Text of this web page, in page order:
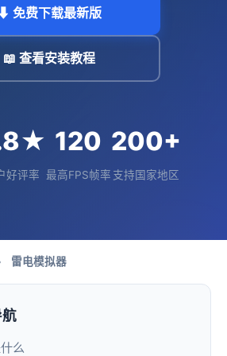
免费下载最新版
📖 查看安装教程
好评率
120
最高FPS帧率
200+
支持国家地区
雷电模拟器
航
么